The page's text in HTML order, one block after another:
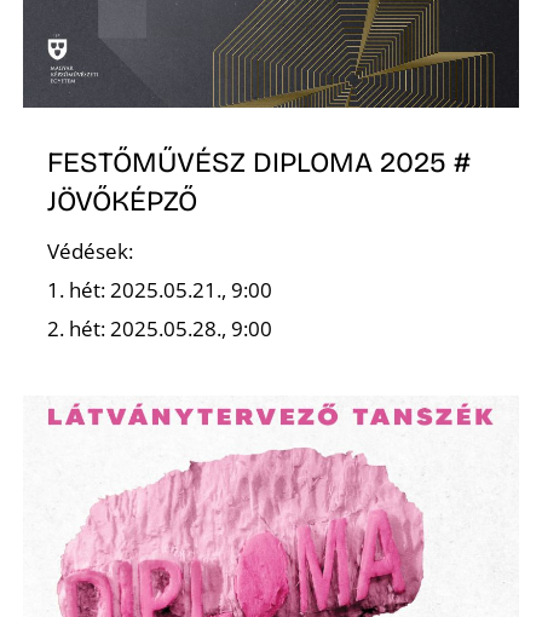
FESTŐMŰVÉSZ DIPLOMA 2025 #
JÖVŐKÉPZŐ
Védések:
1. hét: 2025.05.21., 9:00
2. hét: 2025.05.28., 9:00